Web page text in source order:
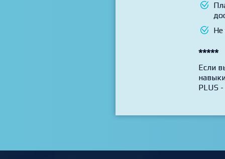
Не
*****
Если
PLUS